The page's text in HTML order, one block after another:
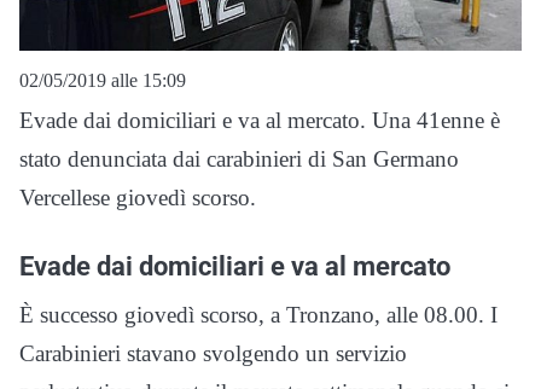
02/05/2019 alle 15:09
Evade dai domiciliari e va al mercato. Una 41enne è
stato denunciata dai carabinieri di San Germano
Vercellese giovedì scorso.
Evade dai domiciliari e va al mercato
È successo giovedì scorso, a Tronzano, alle 08.00. I
Carabinieri stavano svolgendo un servizio